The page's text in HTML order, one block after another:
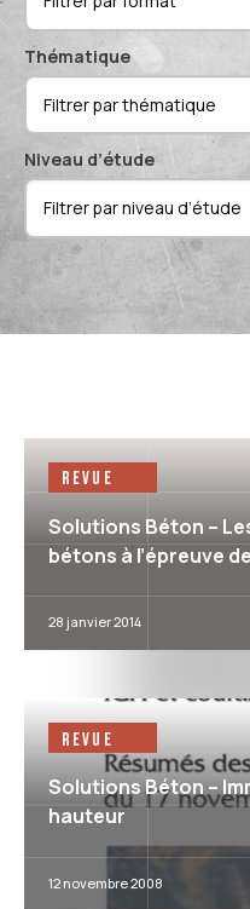
Thématique
Filtrer par thématique
Niveau d’étude
Filtrer par niveau d’étude
Revue
Solutions Béton –
bétons à l’épreuve
28 janvier 2014
Revue
Solutions Béton –
hauteur
12 novembre 2008